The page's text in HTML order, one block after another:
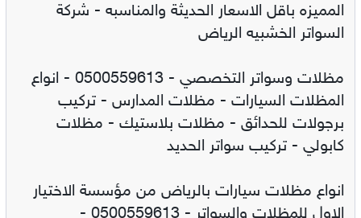
المميزه باقل الاسعار الحديثة والمناسبه - شركة
السواتر الخشبيه الرياض
مظلات وسواتر التخصصي - 0500559613 - انواع
المظلات السيارات - مظلات المدارس - تركيب
برجولات للحدائق - مظلات بلاستيك - مظلات
كابولي - تركيب سواتر الحديد
انواع مظلات سيارات بالرياض من مؤسسة الاختيار
الاول للمظلات والسواتر - 0500559613 -